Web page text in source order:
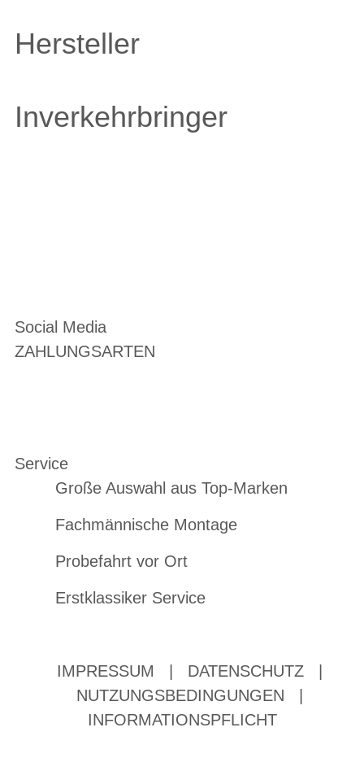
Hersteller
Inverkehrbringer
Social Media
ZAHLUNGSARTEN
Service
Große Auswahl aus Top-Marken
Fachmännische Montage
Probefahrt vor Ort
Erstklassiker Service
IMPRESSUM DATENSCHUTZ
NUTZUNGSBEDINGUNGEN
INFORMATIONSPFLICHT